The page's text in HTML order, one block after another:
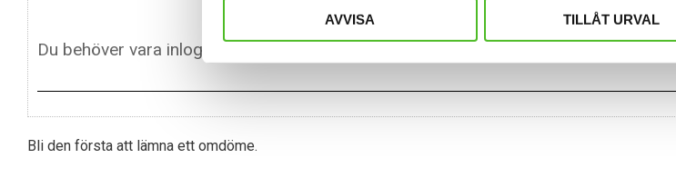
AVVISA TILLÅT URVAL
Bli den första att lämna ett omdöme.